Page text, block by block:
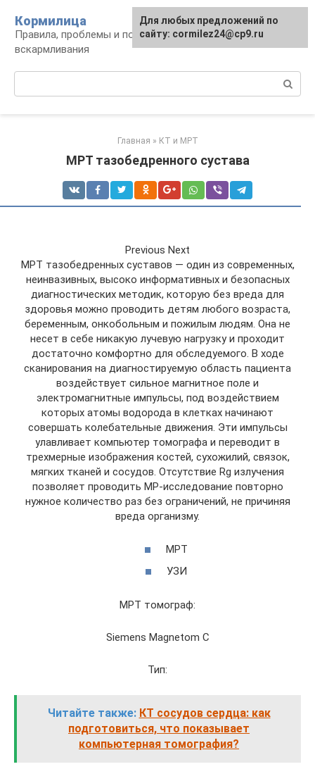
контенту
Кормилица
Правила, проблемы и польза грудного
вскармливания
Главная » КТ и МРТ
МРТ тазобедренного сустава
Previous Next
МРТ тазобедренных суставов — один из современных,
неинвазивных, высоко информативных и безопасных
диагностических методик, которую без вреда для
здоровья можно проводить детям любого возраста,
беременным, онкобольным и пожилым людям. Она не
несет в себе никакую лучевую нагрузку и проходит
достаточно комфортно для обследуемого. В ходе
сканирования на диагностируемую область пациента
воздействует сильное магнитное поле и
электромагнитные импульсы, под воздействием
которых атомы водорода в клетках начинают
совершать колебательные движения. Эти импульсы
улавливает компьютер томографа и переводит в
трехмерные изображения костей, сухожилий, связок,
мягких тканей и сосудов. Отсутствие Rg излучения
позволяет проводить МР-исследование повторно
нужное количество раз без ограничений, не причиняя
вреда организму.
МРТ
УЗИ
МРТ томограф:
Siemens Magnetom C
Тип:
Читайте также: КТ сосудов сердца: как
подготовиться, что показывает
компьютерная томография?
Для любых предложений по
сайту: cormilez24@cp9.ru